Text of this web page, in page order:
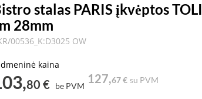
stalas PARIS įkvėptos
28mm
00536_K:D3025 OW
kaina
80 € be PVM
127,67 € su PVM